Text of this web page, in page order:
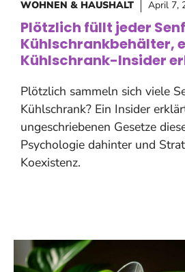
WOHNEN & HAUSHALT April 7,
Plötzlich füllt jeder
Kühlschrankbehälter,
Kühlschrank-Insider
Plötzlich sammeln sich viele
Kühlschrank? Ein Insider
ungeschriebenen Gesetze
Psychologie dahinter und
Koexistenz.